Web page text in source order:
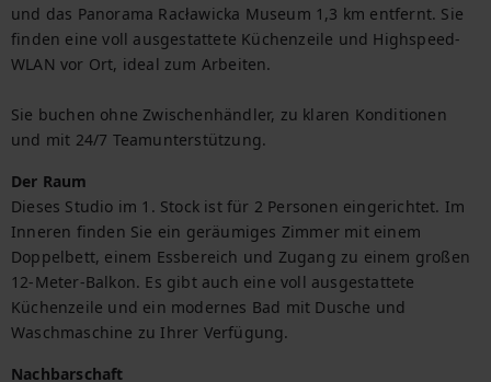
und das Panorama Racławicka Museum 1,3 km entfernt. Sie
finden eine voll ausgestattete Küchenzeile und Highspeed-
WLAN vor Ort, ideal zum Arbeiten.
Sie buchen ohne Zwischenhändler, zu klaren Konditionen
und mit 24/7 Teamunterstützung.
Der Raum
Dieses Studio im 1. Stock ist für 2 Personen eingerichtet. Im
Inneren finden Sie ein geräumiges Zimmer mit einem
Doppelbett, einem Essbereich und Zugang zu einem großen
12-Meter-Balkon. Es gibt auch eine voll ausgestattete
Küchenzeile und ein modernes Bad mit Dusche und
Waschmaschine zu Ihrer Verfügung.
Nachbarschaft